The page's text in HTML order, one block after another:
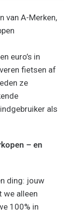
van A-Merken,
euro’s in
fietsen af
ze
als
– en
ding: jouw
we alleen
100% in